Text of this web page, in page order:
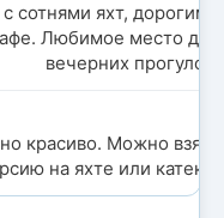
сотнями яхт, дорогими
Любимое место для
вечерних прогулок.
красиво. Можно взять
на яхте или катеке.